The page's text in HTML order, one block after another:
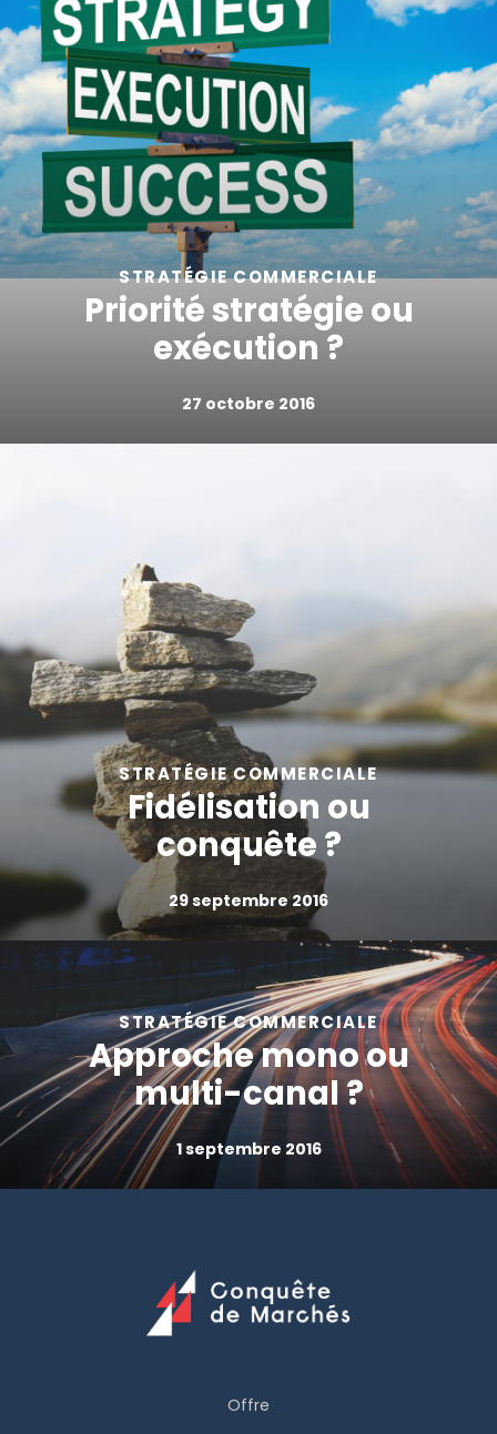
STRATÉGIE COMMERCIALE
Priorité stratégie ou
exécution ?
27 octobre 2016
STRATÉGIE COMMERCIALE
Fidélisation ou
conquête ?
29 septembre 2016
STRATÉGIE COMMERCIALE
Approche mono ou
multi-canal ?
1 septembre 2016
Offre